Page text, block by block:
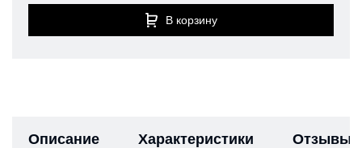
В корзину
Описание Характеристики
Отзывы